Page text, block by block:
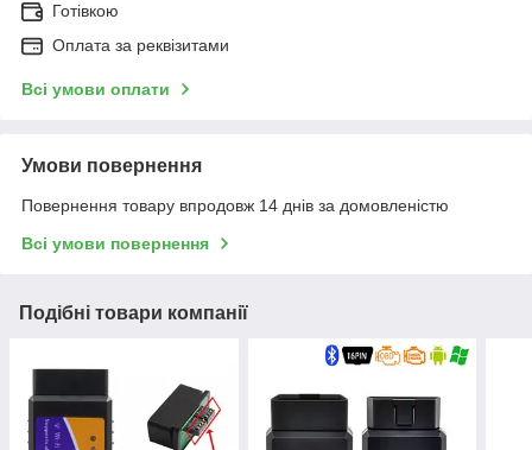
Готівкою
Оплата за реквізитами
Всі умови оплати
Умови повернення
Повернення товару впродовж 14 днів за домовленістю
Всі умови повернення
Подібні товари компанії